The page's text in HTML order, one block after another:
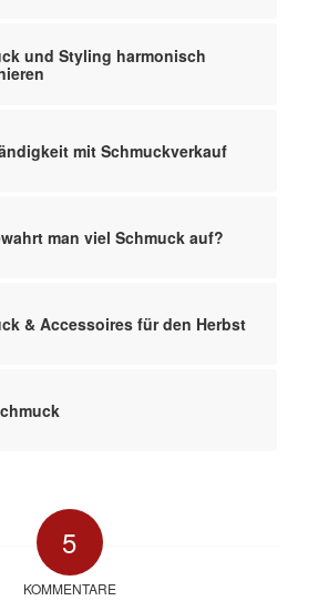
und Styling harmonisch
mit Schmuckverkauf
man viel Schmuck auf?
& Accessoires für den Herbst
5
KOMMENTARE